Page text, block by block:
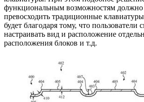
функциональным возможностям должно
превосходить традиционные
будет благодаря тому, что пользователи
настраивать вид и расположение
расположения блоков и т.д.